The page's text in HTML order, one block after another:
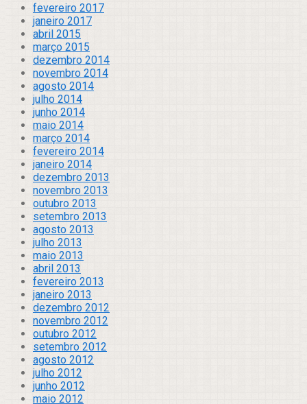
fevereiro 2017
janeiro 2017
abril 2015
março 2015
dezembro 2014
novembro 2014
agosto 2014
julho 2014
junho 2014
maio 2014
março 2014
fevereiro 2014
janeiro 2014
dezembro 2013
novembro 2013
outubro 2013
setembro 2013
agosto 2013
julho 2013
maio 2013
abril 2013
fevereiro 2013
janeiro 2013
dezembro 2012
novembro 2012
outubro 2012
setembro 2012
agosto 2012
julho 2012
junho 2012
maio 2012